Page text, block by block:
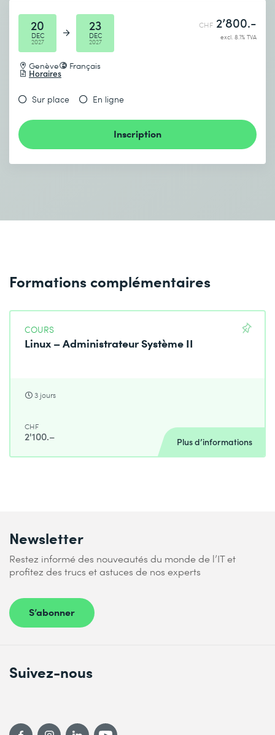
20
DEC
2027
23
DEC
2027
Genève Français
Horaires
CHF 2’800.-
excl. 8.1% TVA
Sur place En ligne
Inscription
Formations complémentaires
COURS
Linux – Administrateur Système II
3 jours
CHF
2'100.– Plus d’informations
Newsletter
Restez informé des nouveautés du monde de l’IT et
profitez des trucs et astuces de nos experts
S’abonner
Suivez-nous